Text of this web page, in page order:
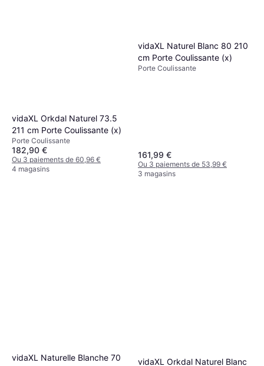
vidaXL Orkdal Naturel 73.5
211 cm Porte Coulissante (x)
Porte Coulissante
182,90 €
Ou 3 paiements de 60,96 €
4 magasins
vidaXL Naturel Blanc 80 210
cm Porte Coulissante (x)
Porte Coulissante
161,99 €
Ou 3 paiements de 53,99 €
3 magasins
vidaXL Naturelle Blanche 70
vidaXL Orkdal Naturel Blanc